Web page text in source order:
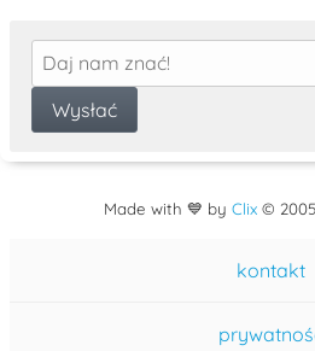
Made with 💙 by Clix© 2005
kontakt